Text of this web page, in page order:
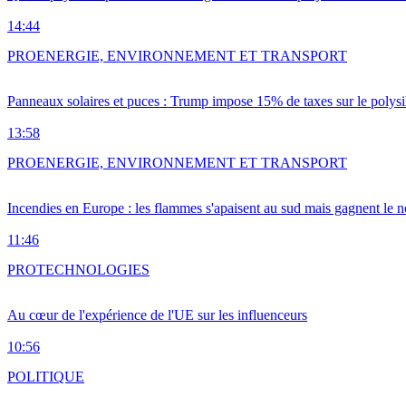
14:44
Panneaux solaires et puces : Trump impose 15% de taxes sur le
13:58
PROENERGIE, ENVIRONNEMENT ET TRANSPORT
Incendies en Europe : les flammes s'apaisent au sud mais gagnent le
11:46
PROENERGIE, ENVIRONNEMENT ET TRANSPORT
Au cœur de l'expérience de l'UE sur les influenceurs
10:56
PROTECHNOLOGIES
POLITIQUE